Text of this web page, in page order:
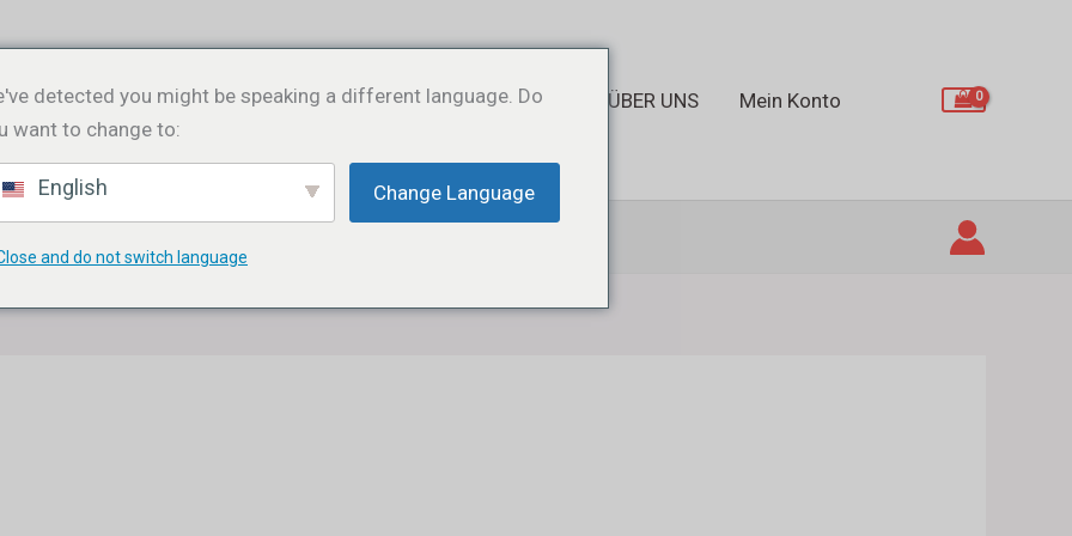
SPIRITUOSEN WEIN KONTAKTIEREN SIE UNS ÜBER UNS Mein Konto
Search
for:
detected you might be speaking a different language. Do
want to change to:
English Change Language
and do not switch language